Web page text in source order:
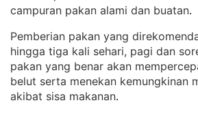
campuran pakan alami dan buatan.
Pemberian pakan yang
hingga tiga kali sehari, pagi dan
pakan yang benar akan
belut serta menekan kemungkinan
akibat sisa makanan.